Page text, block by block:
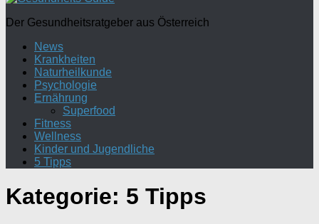
Der Gesundheitsratgeber aus Österreich
News
Krankheiten
Naturheilkunde
Psychologie
Ernährung
Superfood
Fitness
Wellness
Kinder und Jugendliche
5 Tipps
Kategorie: 5 Tipps